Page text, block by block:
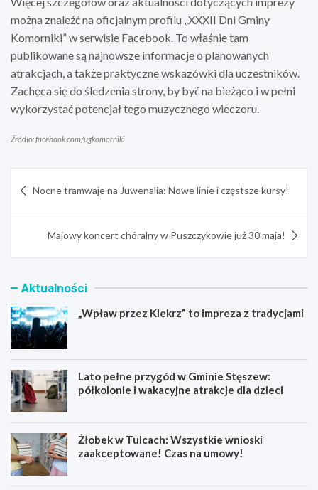
można znaleźć na oficjalnym profilu „XXXII Dni Gminy
Komorniki” w serwisie Facebook. To właśnie tam
publikowane są najnowsze informacje o planowanych
atrakcjach, a także praktyczne wskazówki dla uczestników.
Zachęca się do śledzenia strony, by być na bieżąco i w pełni
wykorzystać potencjał tego muzycznego wieczoru.
Źródło: facebook.com/ugkomorniki
wpisu
Nocne tramwaje na Juwenalia: Nowe linie i częstsze kursy!
Majowy koncert chóralny w Puszczykowie już 30 maja!
Aktualności
„Wpław przez Kiekrz” to impreza z tradycjami
Lato pełne przygód w Gminie Stęszew:
półkolonie i wakacyjne atrakcje dla dzieci
Żłobek w Tulcach: Wszystkie wnioski
zaakceptowane! Czas na umowy!